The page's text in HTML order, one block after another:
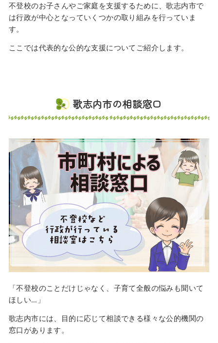
不登校のお子さんやご家庭を支援するために、歌志内市で
は行政が中心となっていくつかの取り組みを行っていま
す。
ここでは代表的な公的な支援についてご紹介します。
歌志内市の相談窓口
「不登校のことだけじゃなく、子育て全般の悩みも聞いて
ほしい…」
歌志内市には、目的に応じて相談できる様々な公的機関の
窓口があります。